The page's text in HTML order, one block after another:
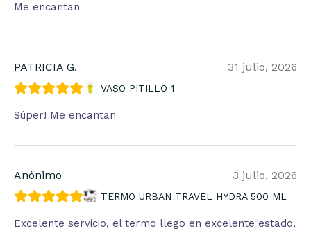
Me encantan
PATRICIA G. 31 julio, 2026
VASO PITILLO 1
Súper! Me encantan
Anónimo 3 julio, 2026
TERMO URBAN TRAVEL HYDRA 500 ML
Excelente servicio, el termo llego en excelente estado,